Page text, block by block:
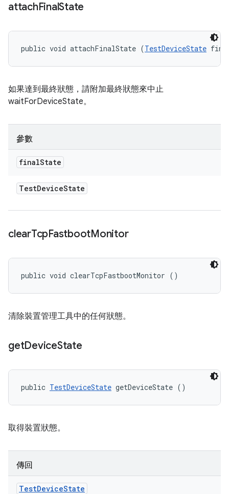
attachFinalState
public void attachFinalState (TestDeviceState
如果達到最終狀態，請附加最終狀態來中止
waitForDeviceState。
參數
finalState
TestDeviceState
clearTcpFastbootMonitor
public void clearTcpFastbootMonitor ()
清除裝置管理工具中的任何狀態。
getDeviceState
public TestDeviceState getDeviceState ()
取得裝置狀態。
傳回
TestDeviceState